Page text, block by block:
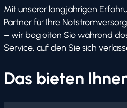
Mit unserer langjährigen
Partner für Ihre
– wir begleiten Sie während
Service, auf den Sie sich
Das bieten